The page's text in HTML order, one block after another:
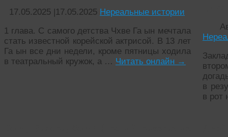
17.05.2025 17.05.2025 Нереальные истории
1 глава. С самого детства Чхве Га ын мечтала
стать известной корейской актрисой. В 13 лет
Га ын все дни недели, кроме пятницы ходила
в театральный кружок, а … Читать онлайн →
в
в рот